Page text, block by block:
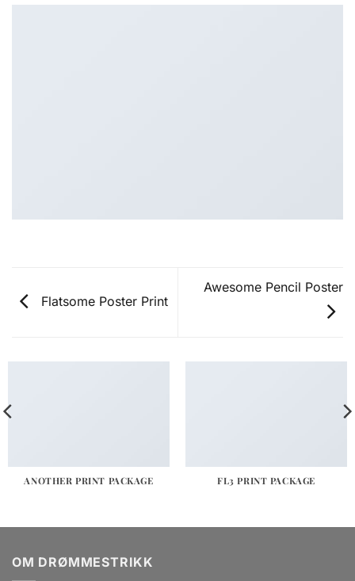
Flatsome Poster Print
Awesome Pencil Poster
ANOTHER PRINT PACKAGE FL3 PRINT PACKAGE
OM DRØMMESTRIKK